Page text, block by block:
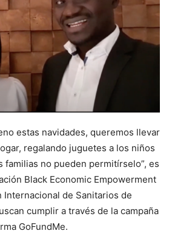
estas navidades, queremos llevar
regalando juguetes a los niños
familias no pueden permitírselo”, es
Black Economic Empowerment
Internacional de Sanitarios de
cumplir a través de la campaña
GoFundMe.